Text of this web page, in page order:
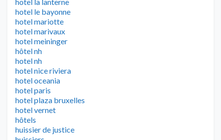
hotel le bayonne
hotel mariotte
hotel marivaux
hotel meininger
hôtel nh
hotel nh
hotel nice riviera
hotel oceania
hotel paris
hotel plaza bruxelles
hotel vernet
hôtels
huissier de justice